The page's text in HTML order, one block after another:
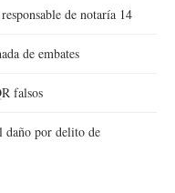
de notaría 14
de embates
falsos
daño por delito de